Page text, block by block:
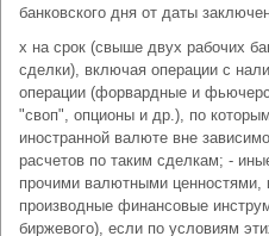
банковского дня от даты
х на срок (свыше двух рабочих
сделки), включая операции с
операции (форвардные и
"своп", опционы и др.), по
иностранной валюте вне
расчетов по таким сделкам; -
прочими валютными
производные финансовые
биржевого), если по условиям